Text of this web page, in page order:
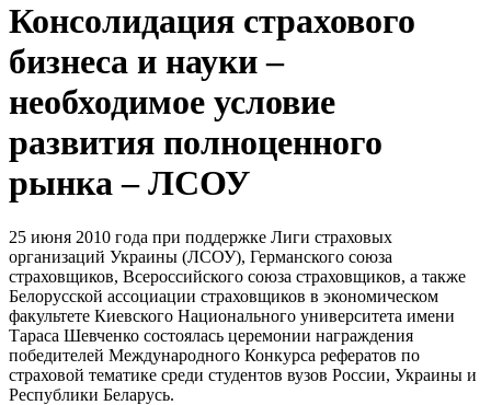
Консолидация страхового
бизнеса и науки –
необходимое условие
развития полноценного
рынка – ЛСОУ
25 июня 2010 года при поддержке Лиги страховых
организаций Украины (ЛСОУ), Германского союза
страховщиков, Всероссийского союза страховщиков, а также
Белорусской ассоциации страховщиков в экономическом
факультете Киевского Национального университета имени
Тараса Шевченко состоялась церемонии награждения
победителей Международного Конкурса рефератов по
страховой тематике среди студентов вузов России, Украины и
Республики Беларусь.